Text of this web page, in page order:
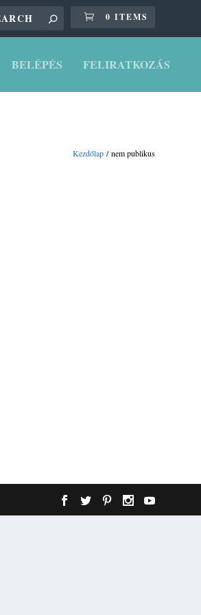
0 ITEMS
BELÉPÉS FELIRATKOZÁS
Kezdőlap/ nem publikus